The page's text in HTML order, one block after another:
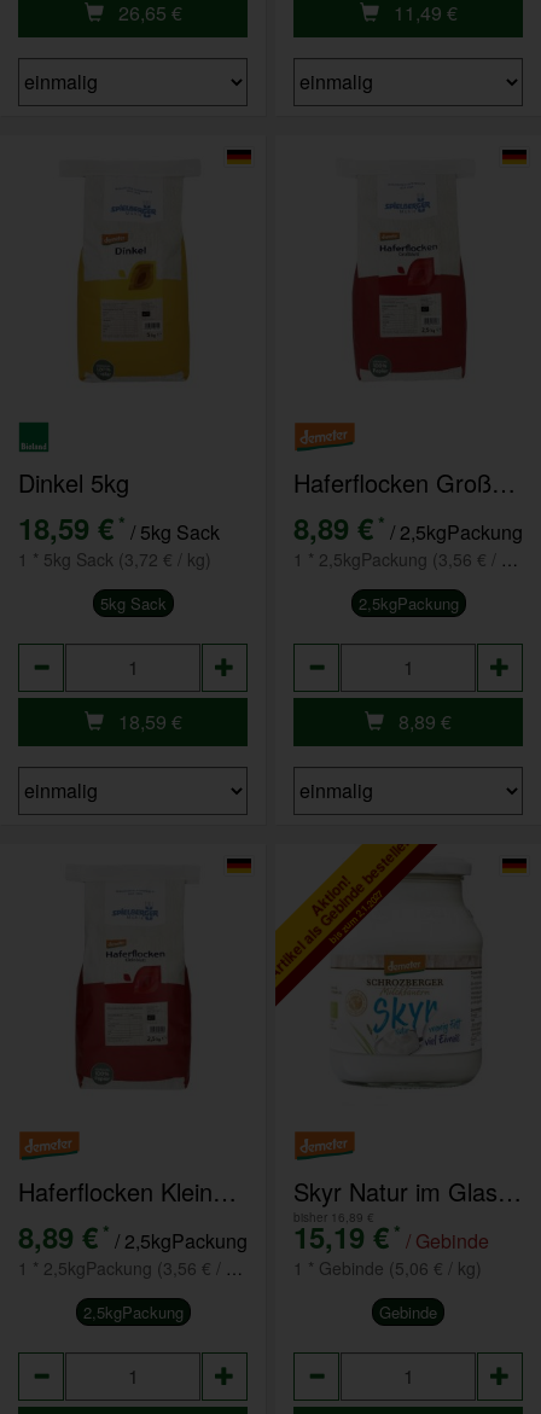
26,65 € 11,49 €
Dinkel 5kg
18,59 € * / 5kg Sack
1 * 5kg Sack (3,72 € / kg)
5kg Sack
18,59 €
Haferflocken Großblatt 2,5kg
8,89 € * / 2,5kgPackung
2,5kgPackung
8,89 €
Haferflocken Kleinblatt 2,5kg
8,89 € * / 2,5kgPackung
2,5kgPackung
Aktion!
Artikel als Gebinde bestellen
bis zum 2.1.2027
Skyr Natur im Glas 6x500g
bisher 16,89 €
15,19 € * / Gebinde
1 * Gebinde (5,06 € / kg)
Gebinde